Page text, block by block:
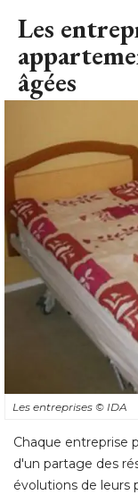
Les
âgées
Les entreprises © IDA
Chaque entreprise
d'un partage des
évolutions de leurs